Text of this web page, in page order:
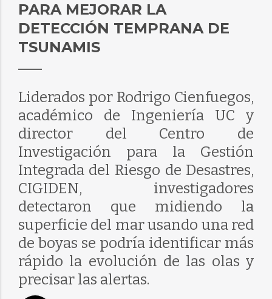
PARA MEJORAR LA
DETECCIÓN TEMPRANA DE
TSUNAMIS
Liderados por Rodrigo Cienfuegos,
académico de Ingeniería UC y
director del Centro de
Investigación para la Gestión
Integrada del Riesgo de Desastres,
CIGIDEN, investigadores
detectaron que midiendo la
superficie del mar usando una red
de boyas se podría identificar más
rápido la evolución de las olas y
precisar las alertas.